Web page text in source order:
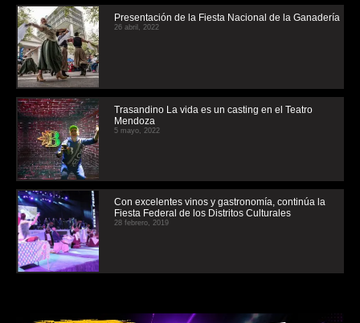
Presentación de la Fiesta Nacional de la Ganadería
26 abril, 2022
Trasandino La vida es un casting en el Teatro
Mendoza
5 mayo, 2022
Con excelentes vinos y gastronomía, continúa la
Fiesta Federal de los Distritos Culturales
28 febrero, 2019